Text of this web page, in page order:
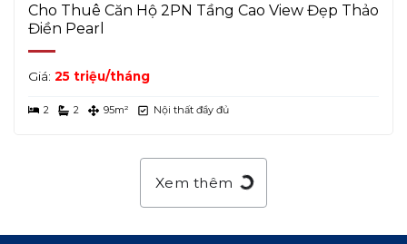
Cho Thuê Căn Hộ 2PN Tầng Cao View Đẹp Thảo
Điền Pearl
Giá: 25 triệu/tháng
2 2 95m² Nội thất đầy đủ
Xem thêm